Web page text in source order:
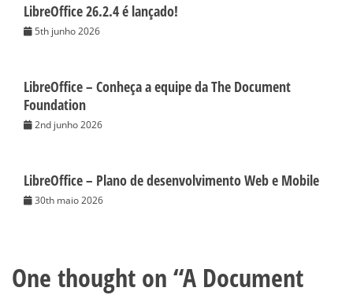
LibreOffice 26.2.4 é lançado!
5th junho 2026
LibreOffice – Conheça a equipe da The Document
Foundation
2nd junho 2026
LibreOffice – Plano de desenvolvimento Web e Mobile
30th maio 2026
One thought on “A Document